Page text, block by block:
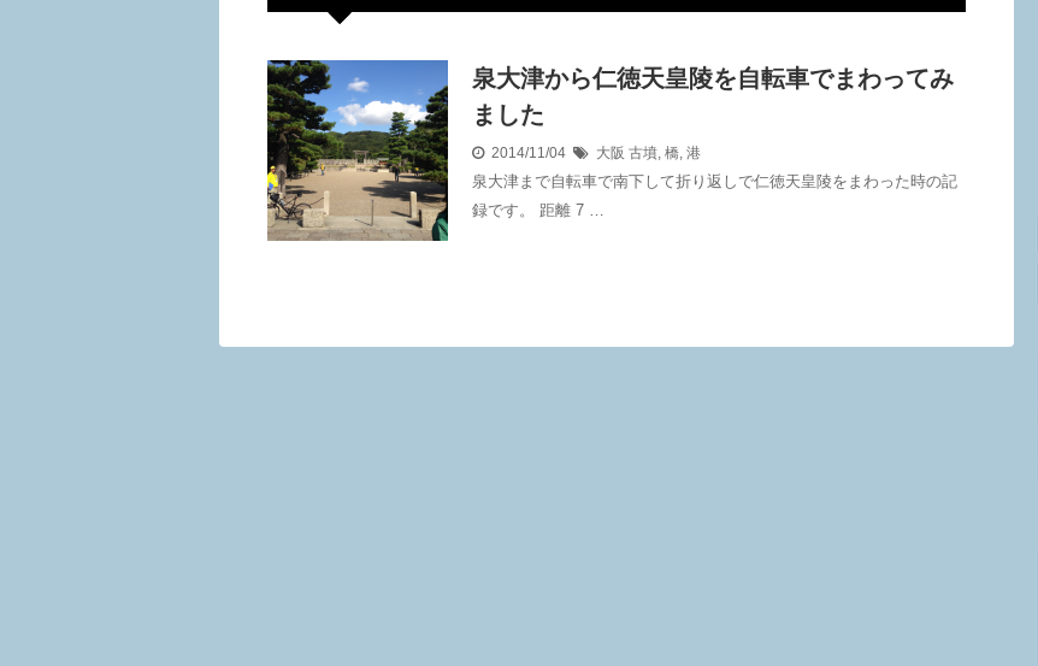
泉大津から仁徳天皇陵を自転車でまわってみ
ました
2014/11/04 大阪 古墳, 橋, 港
泉大津まで自転車で南下して折り返しで仁徳天皇陵をまわった時の記
録です。 距離 7 …